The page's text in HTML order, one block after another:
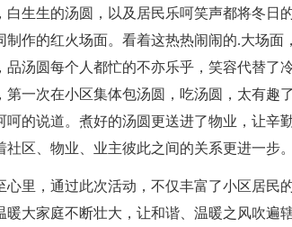
白生生的汤圆，以及居民乐呵笑声都将冬日
作的红火场面。看着这热热闹闹的.大场面
汤圆每个人都忙的不亦乐乎，笑容代替了
一次在小区集体包汤圆，吃汤圆，太有趣
的说道。煮好的汤圆更送进了物业，让辛
区、物业、业主彼此之间的关系更进一步。
心里，通过此次活动，不仅丰富了小区居民
大家庭不断壮大，让和谐、温暖之风吹遍辖